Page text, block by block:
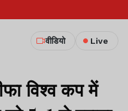
वीडियो Live
विश्व कप में